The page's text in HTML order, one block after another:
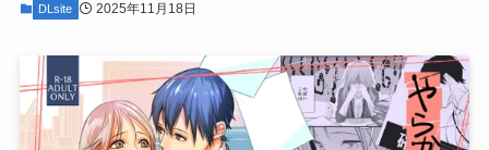
DLsite 2025年11月18日